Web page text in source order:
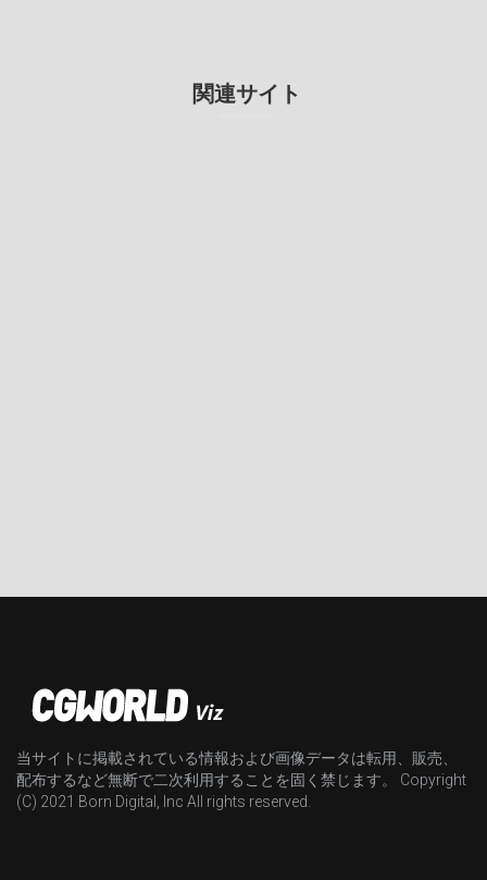
関連サイト
当サイトに掲載されている情報および画像データは転用、販売、
配布するなど無断で二次利用することを固く禁じます。 Copyright
(C) 2021 Born Digital, Inc All rights reserved.